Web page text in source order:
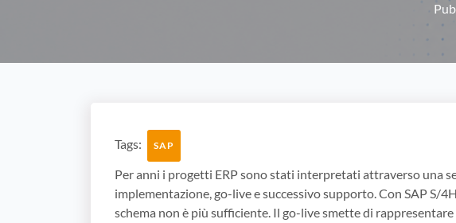
Tags: SAP
Per anni i progetti ERP sono stati interpretati attraverso una
implementazione, go-live e successivo supporto. Con SAP S/
schema non è più sufficiente. Il go-live smette di